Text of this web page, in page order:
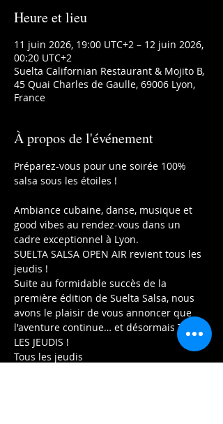
Heure et lieu
11 juin 2026, 19:00 UTC+2 – 12 juin 2026,
00:20 UTC+2
Suelta Californian Restaurant & Mojito B,
45 Quai Charles de Gaulle, 69006 Lyon,
France
À propos de l'événement
Préparez-vous pour une soirée 100%
salsa sous les étoiles !
Ambiance cubaine, danse, musique et
good vibes au rendez-vous dans un
cadre exceptionnel à Lyon.
SUELTA SALSA OPEN AIR revient tous les
jeudis !
Suite au formidable succès de la
première édition de Suelta Salsa, nous
avons le plaisir de vous annoncer que
l'aventure continue… et désormais TOUS
LES JEUDIS !
Tous les jeudis